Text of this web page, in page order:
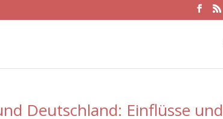
Deutschland: Einflüsse und